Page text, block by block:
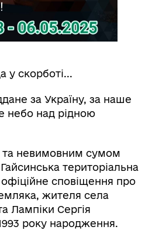
у скорботі...
за Україну, за наше
небо над рідною
та невимовним сумом
територіальна
сповіщення про
жителя села
Лампіки Сергія
року народження.